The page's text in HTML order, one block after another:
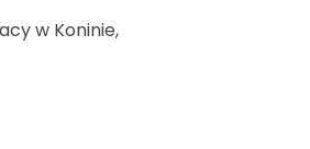
w Koninie,